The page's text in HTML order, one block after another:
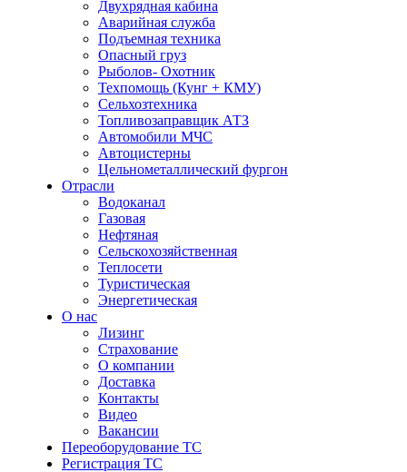
Двухрядная кабина
Аварийная служба
Подъемная техника
Опасный груз
Рыболов- Охотник
Техпомощь (Кунг + КМУ)
Сельхозтехника
Топливозаправщик АТЗ
Автомобили МЧС
Автоцистерны
Цельнометаллический фургон
Отрасли
Водоканал
Газовая
Нефтяная
Сельскохозяйственная
Теплосети
Туристическая
Энергетическая
О нас
Лизинг
Страхование
О компании
Доставка
Контакты
Видео
Вакансии
Переоборудование ТС
Регистрация ТС